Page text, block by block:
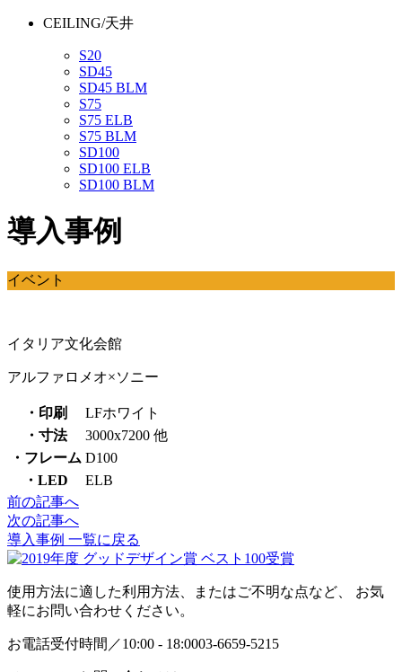
CEILING/天井
S20
SD45
SD45 BLM
S75
S75 ELB
S75 BLM
SD100
SD100 ELB
SD100 BLM
導入事例
イベント
イタリア文化会館
アルファロメオ×ソニー
・印刷
LFホワイト
・寸法
3000x7200 他
・フレーム D100
・LED
ELB
投
稿
ナ
ビ
ゲ
ー
前の記事へ
次の記事へ
導入事例 一覧に戻る
使用方法に適した利用方法、またはご不明な点など、 お気
軽にお問い合わせください。
お電話受付時間／10:00 - 18:0003-6659-5215